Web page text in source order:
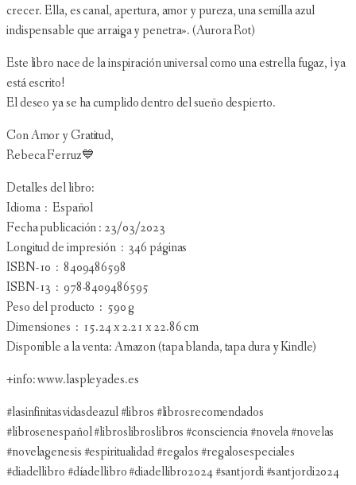
crecer. Ella, es canal, apertura, amor y pureza, una semilla azul
indispensable que arraiga y penetra». (Aurora Rot)
Este libro nace de la inspiración universal como una estrella fugaz, ¡ya
está escrito!
El deseo ya se ha cumplido dentro del sueño despierto.
Con Amor y Gratitud,
Rebeca Ferruz💙
Detalles del libro:
Idioma ‏ : ‎ Español
Fecha publicación : 23/03/2023
Longitud de impresión ‏ : ‎ 346 páginas
ISBN-10 ‏ : ‎ 8409486598
ISBN-13 ‏ : ‎ 978-8409486595
Peso del producto ‏ : ‎ 590 g
Dimensiones ‏ : ‎ 15.24 x 2.21 x 22.86 cm
Disponible a la venta: Amazon (tapa blanda, tapa dura y Kindle)
+info: www.laspleyades.es
#lasinfinitasvidasdeazul #libros #librosrecomendados
#librosenespañol #libroslibroslibros #consciencia #novela #novelas
#novelagenesis #espiritualidad #regalos #regalosespeciales
#diadellibro #díadellibro #diadellibro2024 #santjordi #santjordi2024